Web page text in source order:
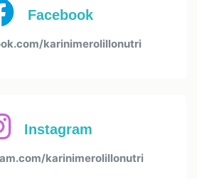
Facebook
karinimerolillonutri
Instagram
karinimerolillonutri